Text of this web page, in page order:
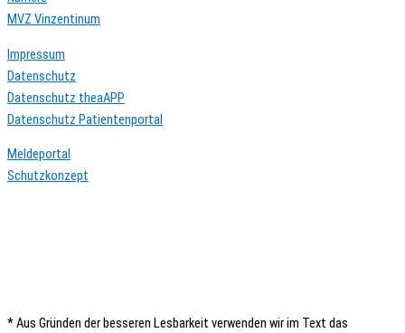
MVZ Vinzentinum
Impressum
Datenschutz
Datenschutz theaAPP
Datenschutz Patientenportal
Meldeportal
Schutzkonzept
* Aus Gründen der besseren Lesbarkeit verwenden wir im Text das